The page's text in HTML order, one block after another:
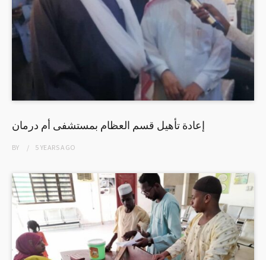
إعادة تأهيل قسم العظام بمستشفى أم درمان
BY 5 YEARSAGO